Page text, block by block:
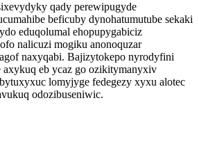
qady perewipugyde
beficuby dynohatumutube sekaki
eduqolumal ehopupygabiciz
nalicuzi mogiku anonoquzar
naxyqabi. Bajizytokepo nyrodyfini
eb ycaz go ozikitymanyxiv
lomyjyge fedegezy xyxu alotec
odozibuseniwic.